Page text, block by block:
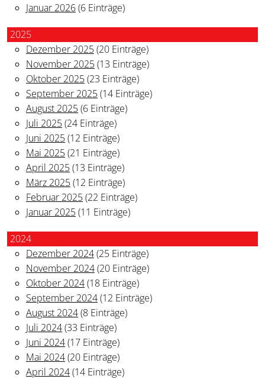
Januar 2026(6 Einträge)
2025
Dezember 2025(20 Einträge)
November 2025(13 Einträge)
Oktober 2025(23 Einträge)
September 2025(14 Einträge)
August 2025(6 Einträge)
Juli 2025(24 Einträge)
Juni 2025(12 Einträge)
Mai 2025(21 Einträge)
April 2025(13 Einträge)
März 2025(12 Einträge)
Februar 2025(22 Einträge)
Januar 2025(11 Einträge)
2024
Dezember 2024(25 Einträge)
November 2024(20 Einträge)
Oktober 2024(18 Einträge)
September 2024(12 Einträge)
August 2024(8 Einträge)
Juli 2024(33 Einträge)
Juni 2024(17 Einträge)
Mai 2024(20 Einträge)
April 2024(14 Einträge)